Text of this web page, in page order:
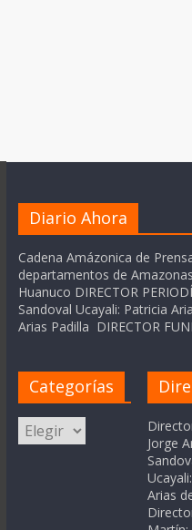
Diario Ahora
Cadena Amázonica de
departamentos de
Huanuco DIRECTOR
Sandoval Ucayali: Patricia
Arias Padilla DIRECTOR
Categorías
Categorías
Jorge
Arias